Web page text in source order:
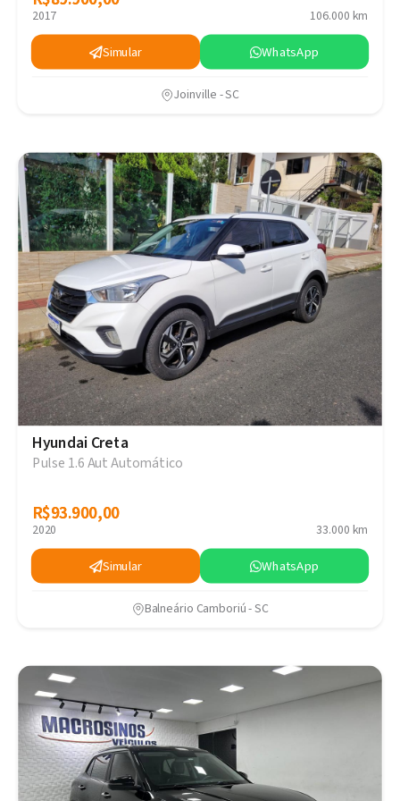
2017 106.000 km
Simular WhatsApp
Joinville - SC
Hyundai Creta
Pulse 1.6 Aut Automático
R$93.900,00
R$93.900,00
2020 33.000 km
Simular WhatsApp
Balneário Camboriú - SC